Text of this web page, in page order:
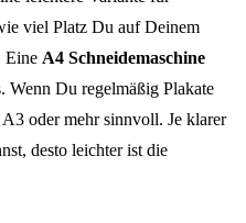
viel Platz Du auf Deinem
Eine A4 Schneidemaschine
Wenn Du regelmäßig Plakate
oder mehr sinnvoll. Je klarer
desto leichter ist die